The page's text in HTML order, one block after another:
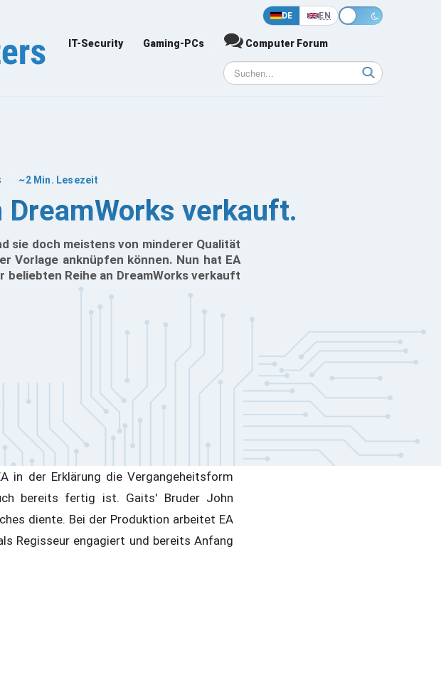
DE EN
IT-Security Gaming-PCs Computer Forum
~2 Min. Lesezeit
verkauft.
sie doch meistens von minderer Qualität
Vorlage anknüpfen können. Nun hat EA
Reihe an DreamWorks verkauft
in der Erklärung die Vergangeheitsform
bereits fertig ist. Gaits' Bruder John
diente. Bei der Produktion arbeitet EA
Regisseur engagiert und bereits Anfang